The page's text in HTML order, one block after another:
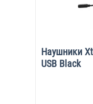
Наушники
USB Black